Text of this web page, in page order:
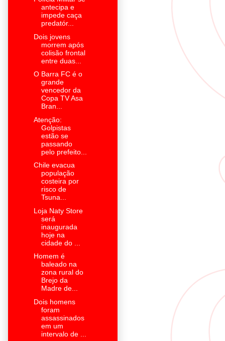
antecipa e
impede caça
predatór...
Dois jovens
morrem após
colisão frontal
entre duas...
O Barra FC é o
grande
vencedor da
Copa TV Asa
Bran...
Atenção:
Golpistas
estão se
passando
pelo prefeito...
Chile evacua
população
costeira por
risco de
Tsuna...
Loja Naty Store
será
inaugurada
hoje na
cidade do ...
Homem é
baleado na
zona rural do
Brejo da
Madre de...
Dois homens
foram
assassinados
em um
intervalo de ...